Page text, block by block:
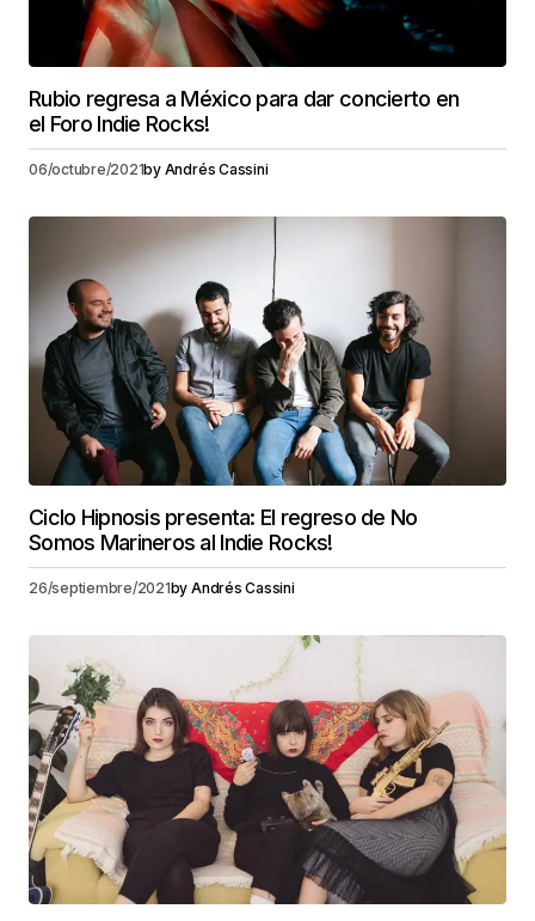
Rubio regresa a México para dar concierto en
el Foro Indie Rocks!
06/octubre/2021by Andrés Cassini
Ciclo Hipnosis presenta: El regreso de No
Somos Marineros al Indie Rocks!
26/septiembre/2021by Andrés Cassini